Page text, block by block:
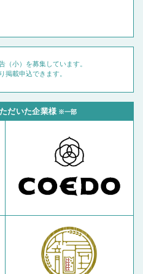
（小）を募集しています。
掲載申込できます。
だいた企業様 ※一部